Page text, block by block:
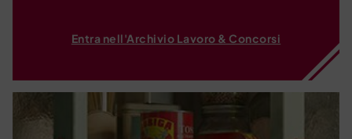
Entra nell'Archivio Lavoro & Concorsi